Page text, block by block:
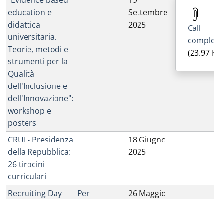
education e
didattica
universitaria.
Teorie, metodi e
strumenti per la
Qualità
dell'Inclusione e
dell'Innovazione":
workshop e
posters
Settembre
2025
Call
(23.97
CRUI - Presidenza
della Repubblica:
26 tirocini
curriculari
18 Giugno
2025
Recruiting Day
Per
26 Maggio